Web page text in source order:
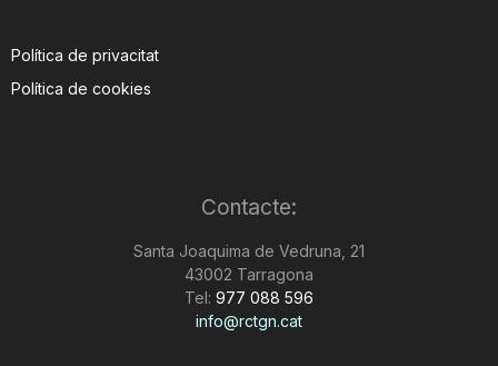
Política de privacitat
Política de cookies
Contacte:
Santa Joaquima de Vedruna, 21
43002 Tarragona
Tel: 977 088 596
info@rctgn.cat